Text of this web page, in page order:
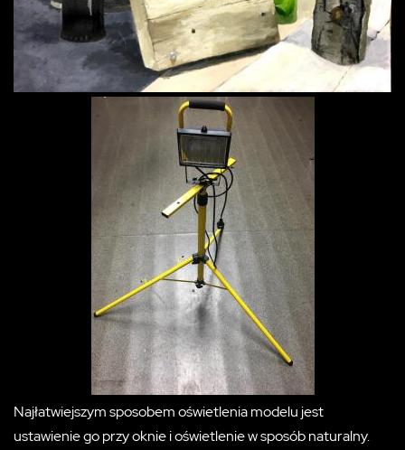
Najłatwiejszym sposobem oświetlenia modelu jest
ustawienie go przy oknie i oświetlenie w sposób naturalny.